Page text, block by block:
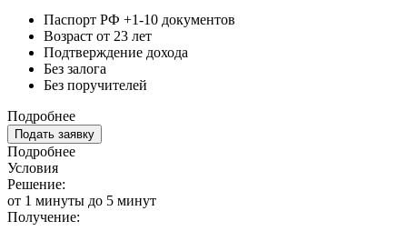
Паспорт РФ +1-10 документов
Возраст от 23 лет
Подтверждение дохода
Без залога
Без поручителей
Подробнее
Подать заявку
Подробнее
Условия
Решение:
от 1 минуты до 5 минут
Получение: